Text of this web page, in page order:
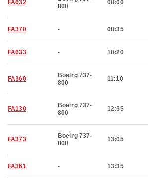
FA632
800
08:00
FA370 - 08:35
FA633 - 10:20
FA360
Boeing 737-
800
11:10
FA130
Boeing 737-
800
12:35
FA373
Boeing 737-
800
13:05
FA361 - 13:35